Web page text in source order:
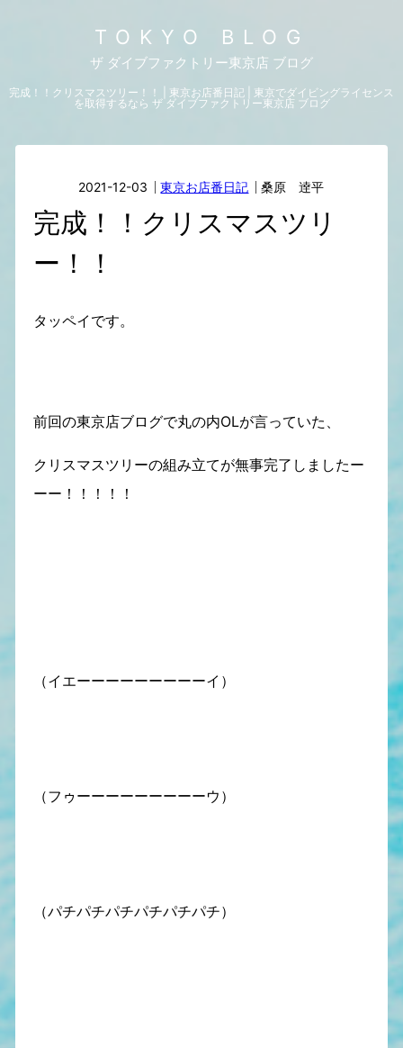
TOKYO BLOG
ザ ダイブファクトリー東京店 ブログ
完成！！クリスマスツリー！！ | 東京お店番日記 | 東京でダイビングライセンス
を取得するなら ザ ダイブファクトリー東京店 ブログ
2021-12-03 東京お店番日記 桑原 逹平
完成！！クリスマスツリ
ー！！
⁠⁠⁠⁠⁠⁠⁠タッペイです。
前回の東京店ブログで丸の内OLが言っていた、
クリスマスツリーの組み立てが無事完了しましたー
ーー！！！！！
（イエーーーーーーーーーイ）
（フゥーーーーーーーーーウ）
（パチパチパチパチパチパチ）